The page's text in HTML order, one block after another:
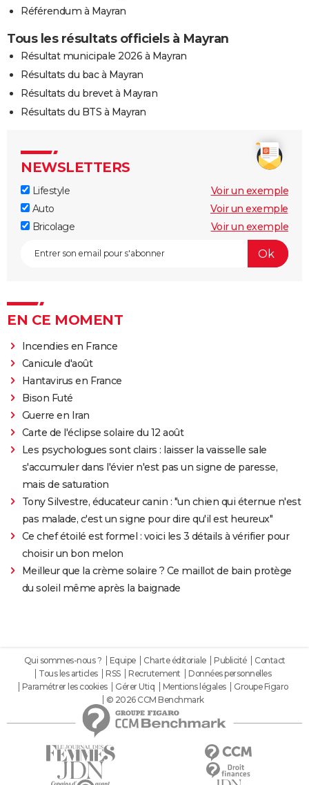
Référendum à Mayran
Tous les résultats officiels à Mayran
Résultat municipale 2026 à Mayran
Résultats du bac à Mayran
Résultats du brevet à Mayran
Résultats du BTS à Mayran
NEWSLETTERS
Lifestyle
Voir un exemple
Auto
Voir un exemple
Bricolage
Voir un exemple
EN CE MOMENT
Incendies en France
Canicule d'août
Hantavirus en France
Bison Futé
Guerre en Iran
Carte de l'éclipse solaire du 12 août
Les psychologues sont clairs : laisser la vaisselle sale
s'accumuler dans l'évier n'est pas un signe de paresse,
mais de saturation
Tony Silvestre, éducateur canin : "un chien qui éternue n'est
pas malade, c'est un signe pour dire qu'il est heureux"
Ce chef étoilé est formel : voici les 3 détails à vérifier pour
choisir un bon melon
Meilleur que la crème solaire ? Ce maillot de bain protège
du soleil même après la baignade
Qui sommes-nous ? Equipe Charte éditoriale Publicité
Contact
Tous les articles
RSS Recrutement
Données personnelles
Paramétrer les cookies
Gérer Utiq Mentions légales
Groupe Figaro
© 2026 CCM Benchmark